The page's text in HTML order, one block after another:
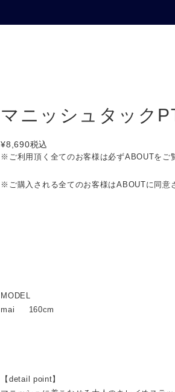
マニッシュタック
¥8,690税込
※ご利用頂く全てのお客様は必ずABOUTをご
※ご購入される全てのお客様はABOUTに同意
MODEL
mai 160cm
【detail point】